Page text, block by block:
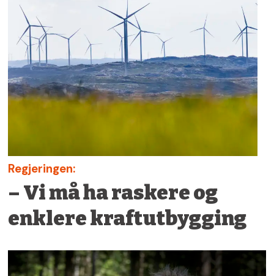
Regjeringen:
– Vi må ha raskere og
enklere kraftutbygging